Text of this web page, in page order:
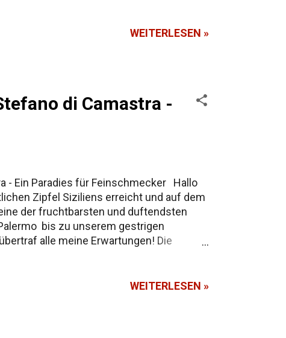
WEITERLESEN »
di Camastra -
- Ein Paradies für Feinschmecker Hallo
Zipfel Siziliens erreicht und auf dem
der fruchtbarsten und duftendsten
bis zu unserem gestrigen
alle meine Erwartungen! Die
sie bilderbuchmäßiger nicht hätte sein
WEITERLESEN »